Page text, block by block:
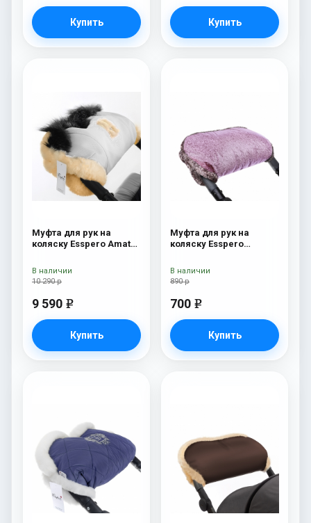
Купить Купить
Муфта для рук на
коляску Esspero Amato
10 290 р
9 590 e
Купить
В наличии
Муфта для рук на
коляску Esspero
890 р
700 e
Купить
В наличии